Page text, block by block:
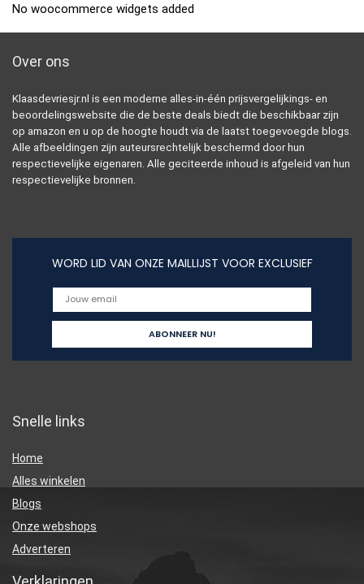
No woocommerce widgets added
Over ons
Klaasdevriesjr.nl is een moderne alles-in-één prijsvergelijkings- en
beoordelingswebsite die de beste deals biedt die beschikbaar zijn
op amazon en u op de hoogte houdt via de laatst toegevoegde blogs.
Alle afbeeldingen zijn auteursrechtelijk beschermd door hun
respectievelijke eigenaren. Alle geciteerde inhoud is afgeleid van hun
respectievelijke bronnen.
WORD LID VAN ONZE MAILLIJST VOOR EXCLUSIEF
Snelle links
Home
Alles winkelen
Blogs
Onze webshops
Adverteren